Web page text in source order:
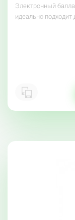
Электронный
идеально подходит